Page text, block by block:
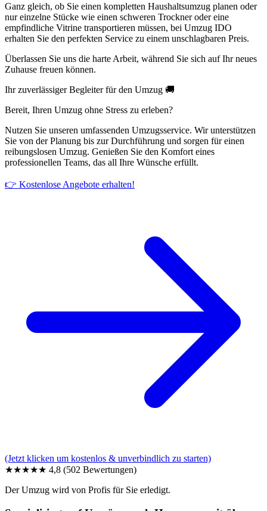
Ganz gleich, ob Sie einen kompletten Haushaltsumzug planen oder
nur einzelne Stücke wie einen schweren Trockner oder eine
empfindliche Vitrine transportieren müssen, bei Umzug IDO
erhalten Sie den perfekten Service zu einem unschlagbaren Preis.
Überlassen Sie uns die harte Arbeit, während Sie sich auf Ihr neues
Zuhause freuen können.
Ihr zuverlässiger Begleiter für den Umzug 🚚
Bereit, Ihren Umzug ohne Stress zu erleben?
Nutzen Sie unseren umfassenden Umzugsservice. Wir unterstützen
Sie von der Planung bis zur Durchführung und sorgen für einen
reibungslosen Umzug. Genießen Sie den Komfort eines
professionellen Teams, das all Ihre Wünsche erfüllt.
👉 Kostenlose Angebote erhalten!
(Jetzt klicken um kostenlos & unverbindlich zu starten)
★★★★★ 4,8 (502 Bewertungen)
Der Umzug wird von Profis für Sie erledigt.